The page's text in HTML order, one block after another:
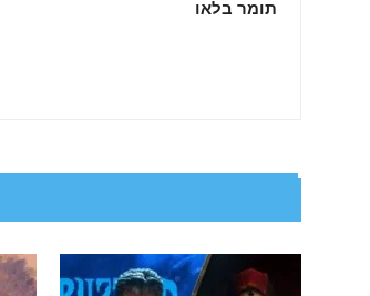
תומר בלאו